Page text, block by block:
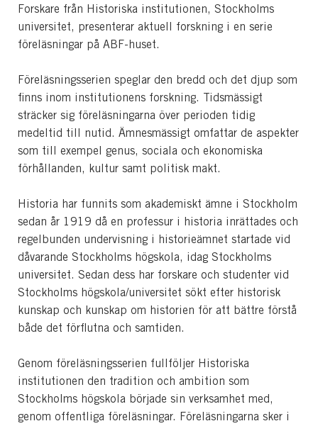
Forskare från Historiska institutionen, Stockholms
universitet, presenterar aktuell forskning i en serie
föreläsningar på ABF-huset.
Föreläsningsserien speglar den bredd och det djup som
finns inom institutionens forskning. Tidsmässigt
sträcker sig föreläsningarna över perioden tidig
medeltid till nutid. Ämnesmässigt omfattar de aspekter
som till exempel genus, sociala och ekonomiska
förhållanden, kultur samt politisk makt.
Historia har funnits som akademiskt ämne i Stockholm
sedan år 1919 då en professur i historia inrättades och
regelbunden undervisning i historieämnet startade vid
dåvarande Stockholms högskola, idag Stockholms
universitet. Sedan dess har forskare och studenter vid
Stockholms högskola/universitet sökt efter historisk
kunskap och kunskap om historien för att bättre förstå
både det förflutna och samtiden.
Genom föreläsningsserien fullföljer Historiska
institutionen den tradition och ambition som
Stockholms högskola började sin verksamhet med,
genom offentliga föreläsningar. Föreläsningarna sker i